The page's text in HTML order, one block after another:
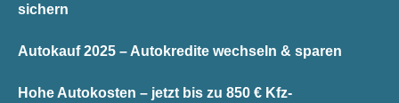
sichern
Autokauf 2025 – Autokredite wechseln & sparen
Hohe Autokosten – jetzt bis zu 850 € Kfz-